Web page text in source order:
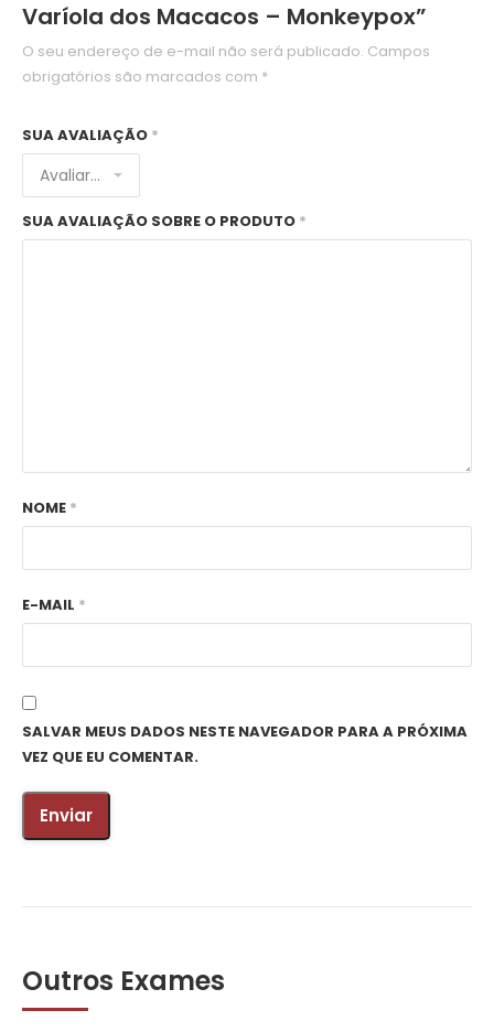
Varíola dos Macacos – Monkeypox”
O seu endereço de e-mail não será publicado. Campos
obrigatórios são marcados com *
SUA AVALIAÇÃO *
SUA AVALIAÇÃO SOBRE O PRODUTO *
NOME *
E-MAIL *
SALVAR MEUS DADOS NESTE NAVEGADOR PARA A PRÓXIMA
VEZ QUE EU COMENTAR.
Outros Exames